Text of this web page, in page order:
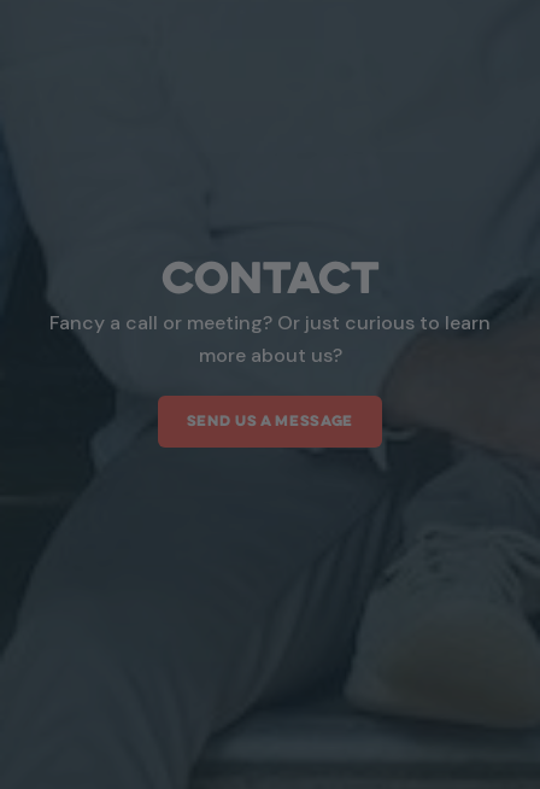
Contact
Fancy a call or meeting? Or just curious to learn
more about us?
SEND US A MESSAGE